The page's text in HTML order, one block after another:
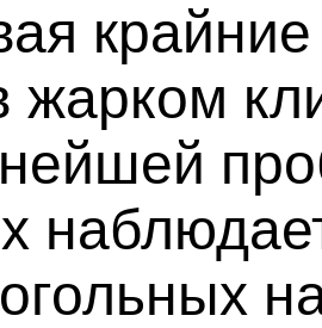
жарком